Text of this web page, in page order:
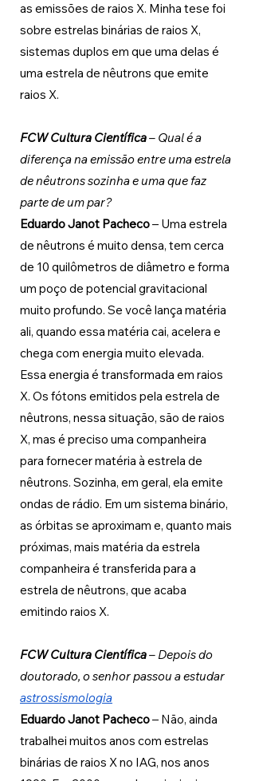
as emissões de raios X. Minha tese foi
sobre estrelas binárias de raios X,
sistemas duplos em que uma delas é
uma estrela de nêutrons que emite
raios X.
FCW Cultura Científica – Qual é a
diferença na emissão entre uma estrela
de nêutrons sozinha e uma que faz
parte de um par?
Eduardo Janot Pacheco – Uma estrela
de nêutrons é muito densa, tem cerca
de 10 quilômetros de diâmetro e forma
um poço de potencial gravitacional
muito profundo. Se você lança matéria
ali, quando essa matéria cai, acelera e
chega com energia muito elevada.
Essa energia é transformada em raios
X. Os fótons emitidos pela estrela de
nêutrons, nessa situação, são de raios
X, mas é preciso uma companheira
para fornecer matéria à estrela de
nêutrons. Sozinha, em geral, ela emite
ondas de rádio. Em um sistema binário,
as órbitas se aproximam e, quanto mais
próximas, mais matéria da estrela
companheira é transferida para a
estrela de nêutrons, que acaba
emitindo raios X.
FCW Cultura Científica – Depois do
doutorado, o senhor passou a estudar
astrossismologia
Eduardo Janot Pacheco – Não, ainda
trabalhei muitos anos com estrelas
binárias de raios X no IAG, nos anos